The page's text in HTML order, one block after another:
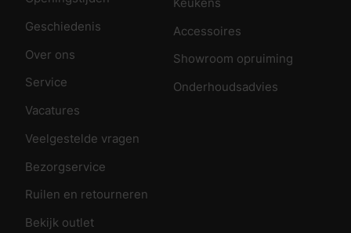
Geschiedenis
Over ons
Service
Vacatures
Veelgestelde vragen
Bezorgservice
Ruilen en retourneren
Bekijk outlet
Keukens
Accessoires
Showroom opruiming
Onderhoudsadvies